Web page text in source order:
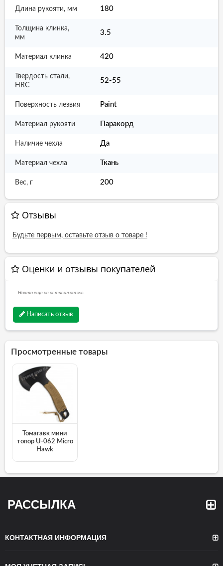
Длина рукояти, мм 180
Толщина клинка,
мм
3.5
Материал клинка 420
Твердость стали,
HRC
52-55
Поверхность лезвия Paint
Материал рукояти Паракорд
Наличие чехла Да
Материал чехла Ткань
Вес, г 200
Отзывы
Будьте первым, оставьте отзыв о товаре !
Оценки и отзывы покупателей
Никто еще не оставил отзыв
Написать отзыв
Просмотренные товары
Томагавк мини
топор U-062 Micro
Hawk
РАССЫЛКА
КОНТАКТНАЯ ИНФОРМАЦИЯ